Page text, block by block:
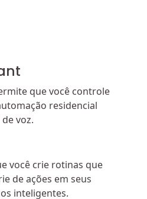
que você controle
residencial
voz.
você crie rotinas que
de ações em seus
inteligentes.